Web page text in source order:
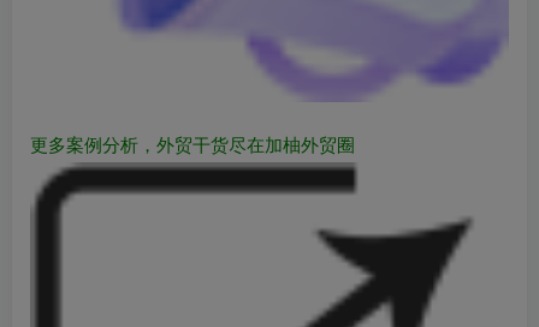
更多案例分析，外贸干货尽在加柚外贸圈